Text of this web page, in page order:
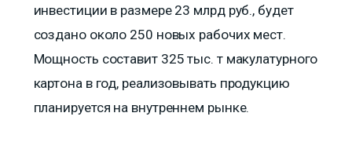
инвестиции в размере 23 млрд руб., будет
создано около 250 новых рабочих мест.
Мощность составит 325 тыс. т макулатурного
картона в год, реализовывать продукцию
планируется на внутреннем рынке.